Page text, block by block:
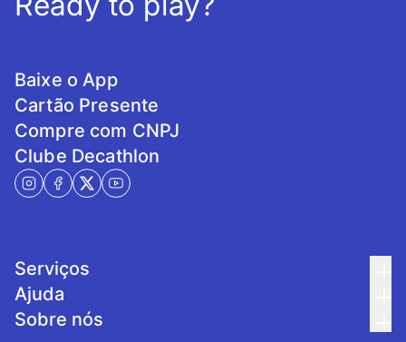
Baixe o App
Cartão Presente
Compre com CNPJ
Clube Decathlon
Serviços
Ajuda
Sobre nós